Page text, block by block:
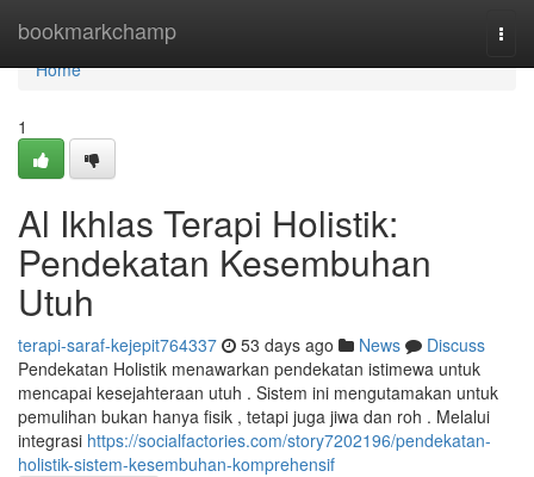
bookmarkchamp
Home
Home
1
Al Ikhlas Terapi Holistik:
Pendekatan Kesembuhan
Utuh
terapi-saraf-kejepit764337 53 days ago News
Discuss
Pendekatan Holistik menawarkan pendekatan istimewa untuk
mencapai kesejahteraan utuh . Sistem ini mengutamakan untuk
pemulihan bukan hanya fisik , tetapi juga jiwa dan roh . Melalui
integrasi https://socialfactories.com/story7202196/pendekatan-
holistik-sistem-kesembuhan-komprehensif